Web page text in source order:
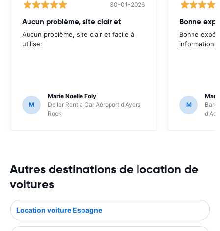
30-01-2026
Aucun problème, site clair et
Aucun problème, site clair et facile à
utiliser
M
Marie Noelle Foly
Dollar Rent a Car Aéroport d'Ayers
Rock
Bonne
Bonne
informations
M
Autres destinations de location de
voitures
Location voiture Espagne